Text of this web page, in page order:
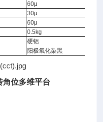
60μ
30μ
60μ
0.5kg
硬铝
阳极氧化染黑
角位多维平台